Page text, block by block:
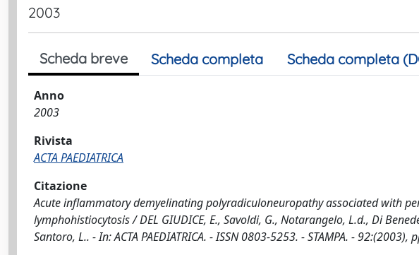
2003
Scheda breve Scheda completa Scheda completa
Anno
2003
Rivista
ACTA PAEDIATRICA
Citazione
Acute inflammatory demyelinating polyradiculoneuropathy associated with
lymphohistiocytosis / DEL GIUDICE, E., Savoldi, G., Notarangelo, L.d., Di
Santoro, L.. - In: ACTA PAEDIATRICA. - ISSN 0803-5253. - STAMPA. - 92:(2003),